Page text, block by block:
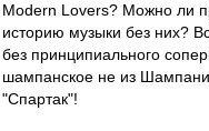
Modern Lovers? Можно ли
историю музыки без них?
без принципиального
шампанское не из
"Спартак"!